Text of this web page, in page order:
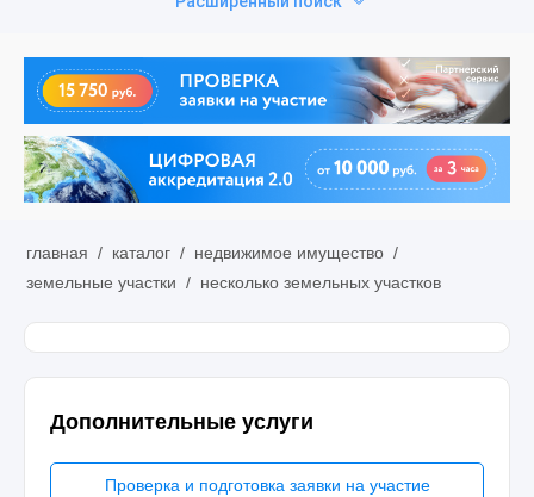
главная / каталог / недвижимое имущество /
земельные участки / несколько земельных участков
Дополнительные услуги
Проверка и подготовка заявки на участие